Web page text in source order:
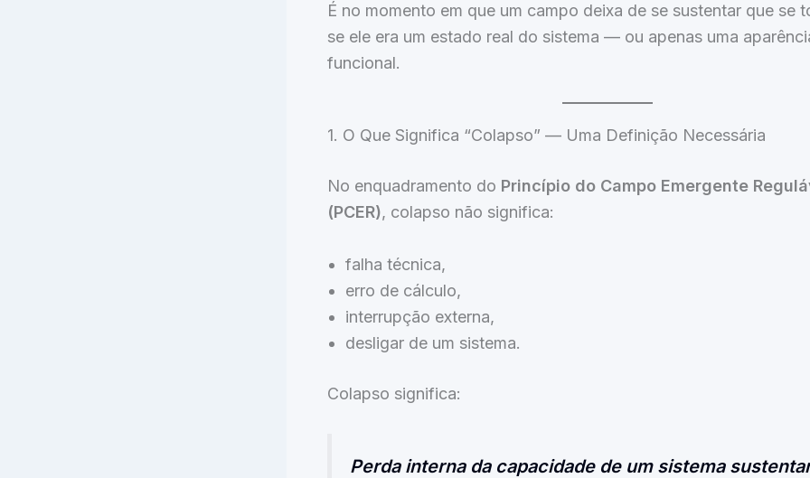
É no momento em que um campo deixa de se sustentar que se
se ele era um estado real do sistema — ou apenas uma
funcional.
1. O Que Significa “Colapso” — Uma Definição Necessária
No enquadramento do Princípio do Campo Emergente
(PCER), colapso não significa:
falha técnica,
erro de cálculo,
interrupção externa,
desligar de um sistema.
Colapso significa:
Perda interna da capacidade de um sistema